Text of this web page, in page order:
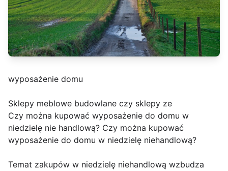
wyposażenie domu
Sklepy meblowe budowlane czy sklepy ze
Czy można kupować wyposażenie do domu w
niedzielę nie handlową? Czy można kupować
wyposażenie do domu w niedzielę niehandlową?
Temat zakupów w niedzielę niehandlową wzbudza